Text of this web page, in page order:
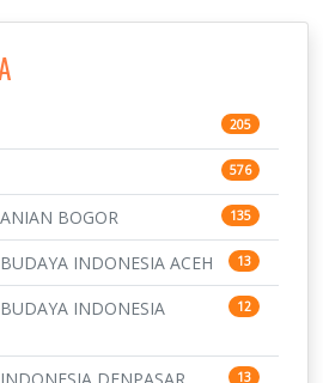
205
576
BOGOR 135
INDONESIA ACEH 13
INDONESIA
12
13